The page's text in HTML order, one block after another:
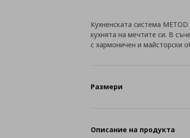
Кухненската система
кухнята на мечтите си. В
с хармоничен и майсторски
Размери
Описание на продукта